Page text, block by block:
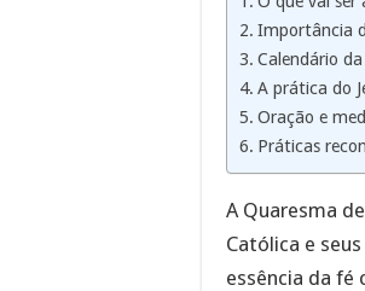
Importância
Calendário
A prática do
Oração e
Práticas
A Quaresma
Católica e
essência da fé